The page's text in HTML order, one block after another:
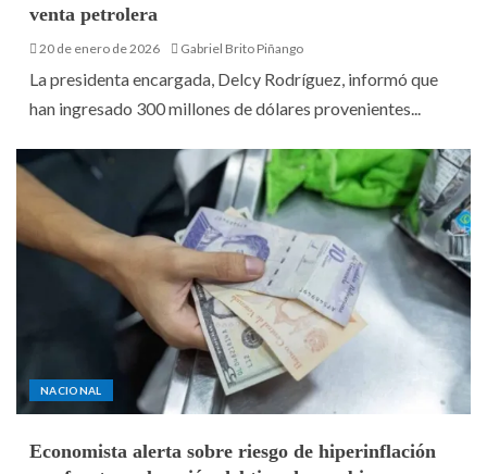
venta petrolera
20 de enero de 2026 Gabriel Brito Piñango
La presidenta encargada, Delcy Rodríguez, informó que
han ingresado 300 millones de dólares provenientes...
NACIONAL
Economista alerta sobre riesgo de hiperinflación